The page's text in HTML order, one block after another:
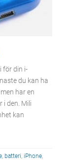
för din i-
du kan ha
har en
i den. Mili
kan
, batteri, iPhone,